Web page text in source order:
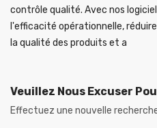
contrôle qualité. Avec nos
l'efficacité opérationnelle,
la qualité des produits et a
Veuillez Nous Excuser
Effectuez une nouvelle